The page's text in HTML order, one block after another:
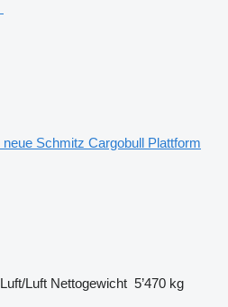
neue Schmitz Cargobull Plattform
Luft/Luft Nettogewicht 5’470 kg